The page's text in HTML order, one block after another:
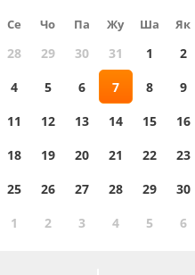
Се Чо Па Жу Ша Як
28 29 30 31 1
2
4 5 6 7 8
9
11 12 13 14 15
16
18 19 20 21 22
23
25 26 27 28 29
30
1 2 3 4 5 6